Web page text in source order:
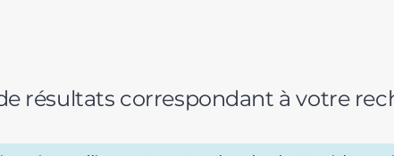
résultats correspondant à votre